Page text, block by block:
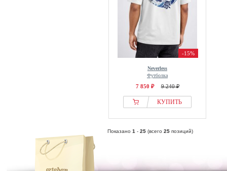
-15%
Neverless
Футболка
7 850 ₽ 9 240 ₽
КУПИТЬ
Показано 1 - 25 (всего 25 позиций)